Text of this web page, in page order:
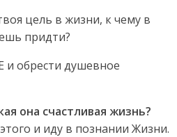
цель в жизни, к чему в
придти?
и обрести душевное
она счастливая жизнь?
и иду в познании Жизни.